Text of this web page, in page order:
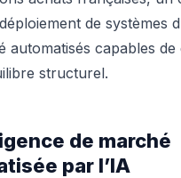
de systèmes
automatisés capables
structurel.
de marché
par l’IA